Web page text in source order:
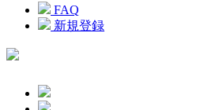
FAQ
新規登録